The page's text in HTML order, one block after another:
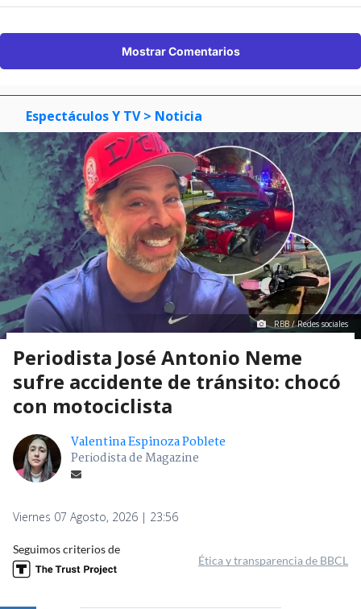
Mostrar Comentarios
Espectáculos Y TV > Noticia
RBB / Redes sociales
Periodista José Antonio Neme
sufre accidente de tránsito: chocó
con motociclista
Valentina Espinoza Poblete
Periodista de Magazine
Viernes 07 Agosto, 2026 | 23:56
Seguimos criterios de
Ética y transparencia de BBCL